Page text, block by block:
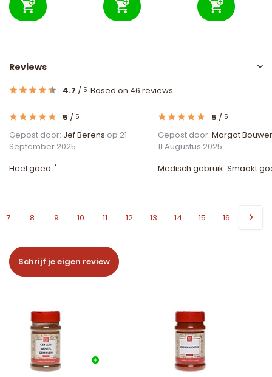
Reviews
4.7 / 5 Based on 46 reviews
5 / 5
Gepost door: Jef Berens op 21
September 2025
Heel goed..'
5 / 5
Gepost door: Margot
11 Augustus 2025
Medisch gebruik. Smaakt
7 8 9 10 11 12 13 14 15 16
Schrijf je eigen review